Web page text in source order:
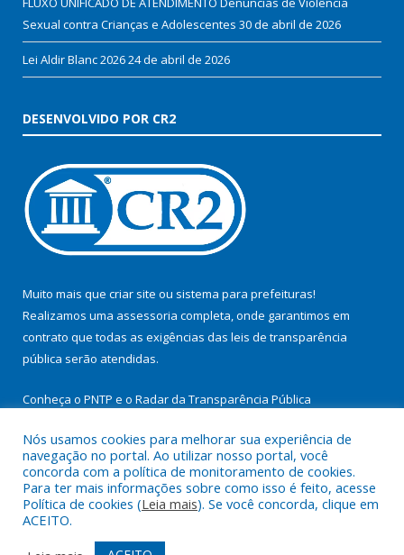
Sexual contra Crianças e Adolescentes 30 de abril de 2026
Lei Aldir Blanc 202624 de abril de 2026
DESENVOLVIDO POR CR2
Muito mais que criar site ou sistema para prefeituras!
Realizamos uma assessoria completa, onde garantimos em
contrato que todas as exigências das leis de transparência
pública serão atendidas.
Conheça o PNTP e o Radar da Transparência Pública
Todos os direitos reservados a Prefeitura Municipal de
Itupiranga.
Nós usamos cookies para melhorar sua experiência de
navegação no portal. Ao utilizar nosso portal, você
concorda com a política de monitoramento de cookies.
Para ter mais informações sobre como isso é feito, acesse
Política de cookies (Leia mais). Se você concorda, clique em
ACEITO.